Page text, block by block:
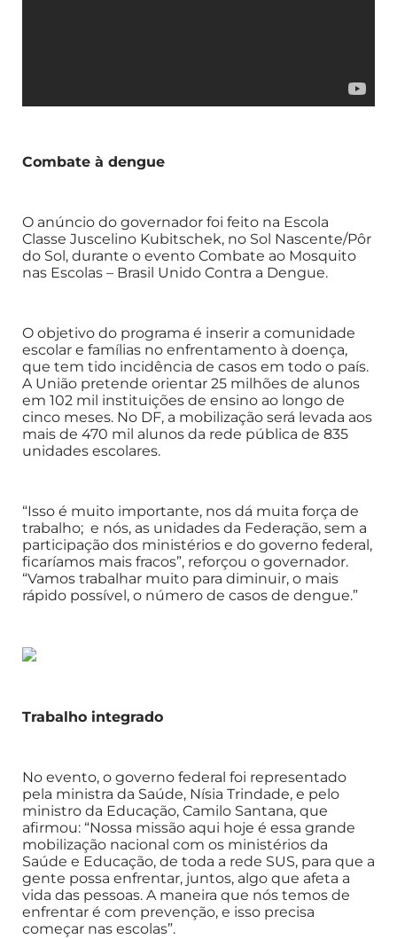
Combate à dengue
O anúncio do governador foi feito na Escola
Classe Juscelino Kubitschek, no Sol Nascente/Pôr
do Sol, durante o evento Combate ao Mosquito
nas Escolas – Brasil Unido Contra a Dengue.
O objetivo do programa é inserir a comunidade
escolar e famílias no enfrentamento à doença,
que tem tido incidência de casos em todo o país.
A União pretende orientar 25 milhões de alunos
em 102 mil instituições de ensino ao longo de
cinco meses. No DF, a mobilização será levada aos
mais de 470 mil alunos da rede pública de 835
unidades escolares.
“Isso é muito importante, nos dá muita força de
trabalho; e nós, as unidades da Federação, sem a
participação dos ministérios e do governo federal,
ficaríamos mais fracos”, reforçou o governador.
“Vamos trabalhar muito para diminuir, o mais
rápido possível, o número de casos de dengue.”
Trabalho integrado
No evento, o governo federal foi representado
pela ministra da Saúde, Nísia Trindade, e pelo
ministro da Educação, Camilo Santana, que
afirmou: “Nossa missão aqui hoje é essa grande
mobilização nacional com os ministérios da
Saúde e Educação, de toda a rede SUS, para que a
gente possa enfrentar, juntos, algo que afeta a
vida das pessoas. A maneira que nós temos de
enfrentar é com prevenção, e isso precisa
começar nas escolas”.